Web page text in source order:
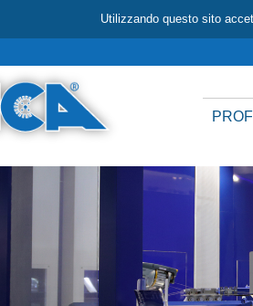
Utilizzando questo sito